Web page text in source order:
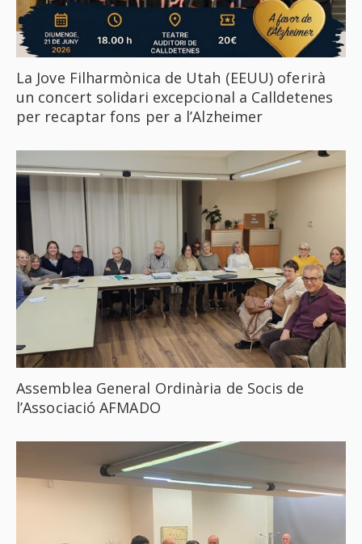
La Jove Filharmònica de Utah (EEUU) oferirà
un concert solidari excepcional a Calldetenes
per recaptar fons per a l’Alzheimer
Assemblea General Ordinària de Socis de
l’Associació AFMADO